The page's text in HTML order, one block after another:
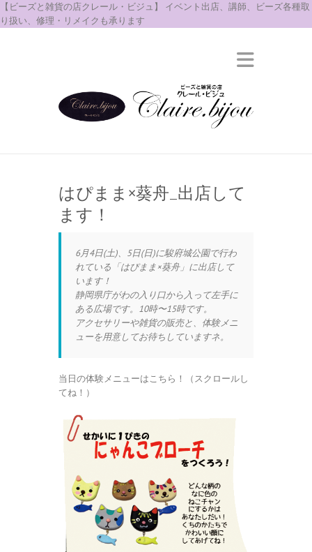
【ビーズと雑貨の店クレール・ビジュ】 イベント出店、講師、ビーズ各種取
り扱い、修理・リメイクも承ります
はぴまま×葵舟_出店して
ます！
6月4日(土)、5日(日)に駿府城公園で行わ
れている「はぴまま×葵舟」に出店して
います！
静岡県庁がわの入り口から入って左手に
ある広場です。10時〜15時です。
アクセサリーや雑貨の販売と、体験メニ
ューを用意してお待ちしていますネ。
当日の体験メニューはこちら！（スクロールし
てね！）